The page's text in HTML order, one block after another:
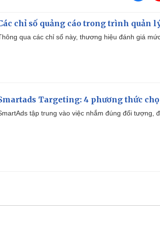
chỉ số quảng cáo trong trình quản
qua các chỉ số này, thương hiệu đánh giá
Targeting: 4 phương thức
tập trung vào việc nhắm đúng đối tượng,